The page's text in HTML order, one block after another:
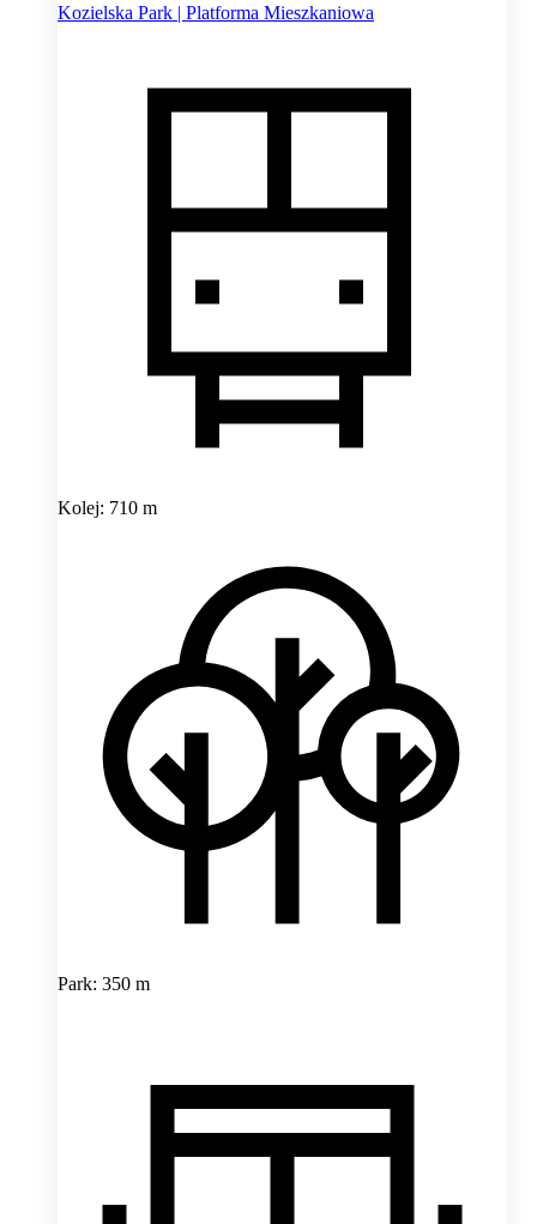
Kozielska Park | Platforma Mieszkaniowa
Kolej: 710 m
Park: 350 m